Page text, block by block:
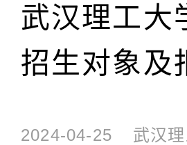
武汉理工大
招生对象及
2024-04-25 武汉